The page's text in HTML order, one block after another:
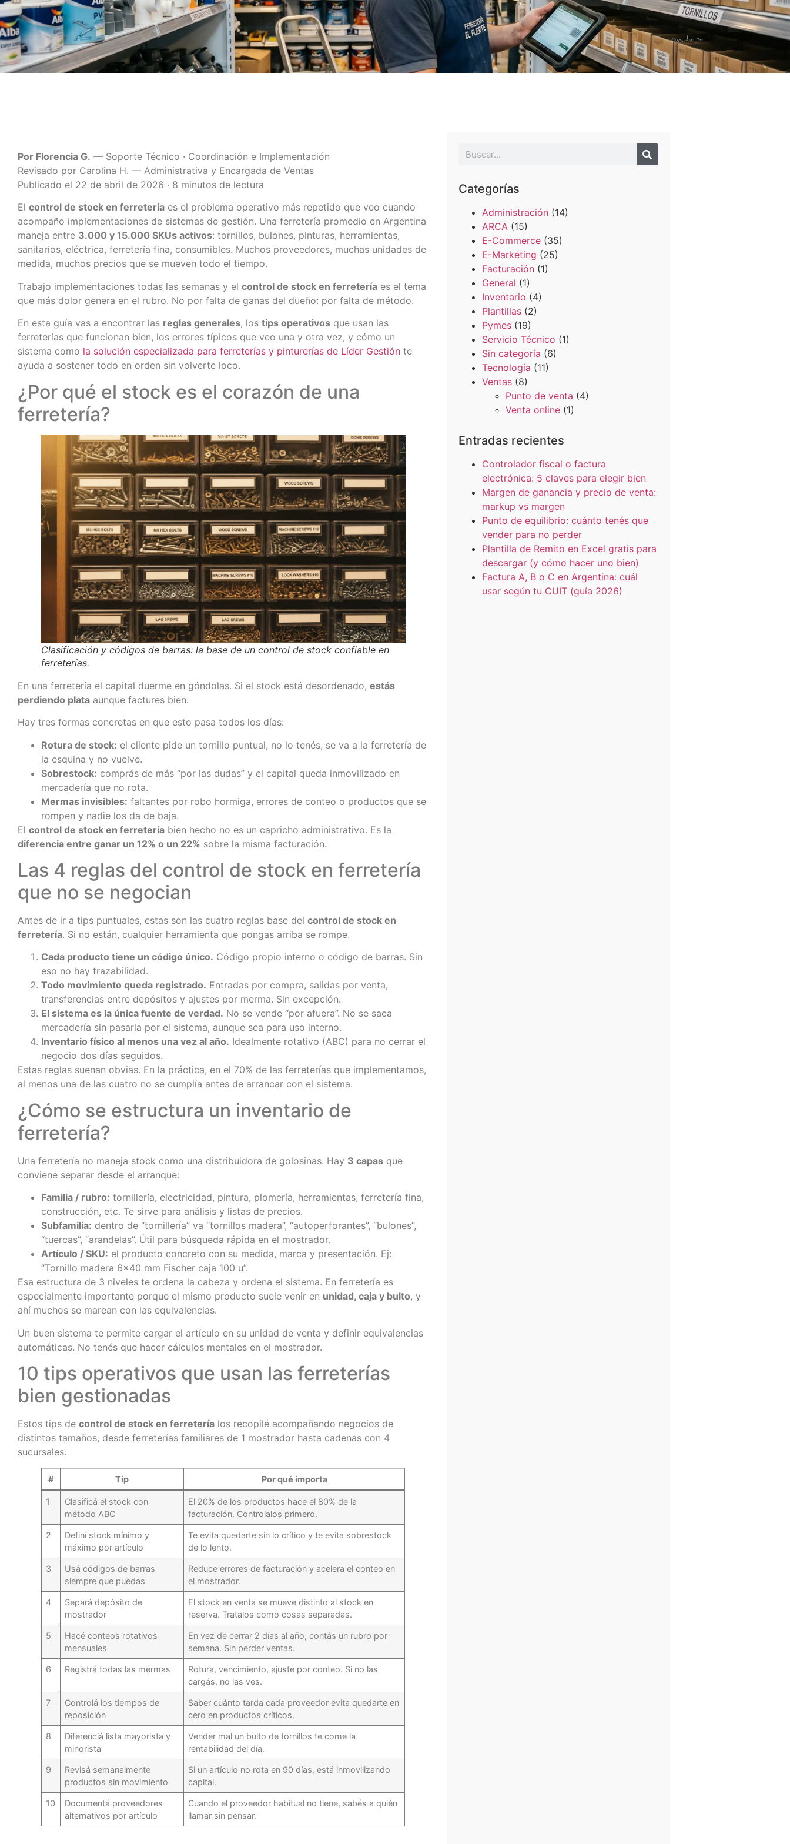
Multisucursal
Mantené tus sucursales
actualizadas
Ver todo
Descubri herramientas que
potencian
Automatizaciones
Ver todo
Por Florencia G. — Soporte Técnico · Coordinación e Implementación
Revisado por Carolina H. — Administrativa y Encargada de Ventas
Publicado el 22 de abril de 2026 · 8 minutos de lectura
El control de stock en ferretería es el problema operativo más repetido que veo cuando
acompaño implementaciones de sistemas de gestión. Una ferretería promedio en Argentina
maneja entre 3.000 y 15.000 SKUs activos: tornillos, bulones, pinturas, herramientas,
sanitarios, eléctrica, ferretería fina, consumibles. Muchos proveedores, muchas unidades de
medida, muchos precios que se mueven todo el tiempo.
Trabajo implementaciones todas las semanas y el control de stock en ferretería es el tema
que más dolor genera en el rubro. No por falta de ganas del dueño: por falta de método.
En esta guía vas a encontrar las reglas generales, los tips operativos que usan las
ferreterías que funcionan bien, los errores típicos que veo una y otra vez, y cómo un
sistema como la solución especializada para ferreterías y pinturerías de Líder Gestión te
ayuda a sostener todo en orden sin volverte loco.
¿Por qué el stock es el corazón de una
ferretería?
Clasificación y códigos de barras: la base de un control de stock confiable en
ferreterías.
En una ferretería el capital duerme en góndolas. Si el stock está desordenado, estás
perdiendo plata aunque factures bien.
Hay tres formas concretas en que esto pasa todos los días:
Rotura de stock: el cliente pide un tornillo puntual, no lo tenés, se va a la ferretería de
la esquina y no vuelve.
Sobrestock: comprás de más “por las dudas” y el capital queda inmovilizado en
mercadería que no rota.
Mermas invisibles: faltantes por robo hormiga, errores de conteo o productos que se
rompen y nadie los da de baja.
El control de stock en ferretería bien hecho no es un capricho administrativo. Es la
diferencia entre ganar un 12% o un 22% sobre la misma facturación.
Las 4 reglas del control de stock en ferretería
que no se negocian
Antes de ir a tips puntuales, estas son las cuatro reglas base del control de stock en
ferretería. Si no están, cualquier herramienta que pongas arriba se rompe.
Cada producto tiene un código único. Código propio interno o código de barras. Sin
eso no hay trazabilidad.
Todo movimiento queda registrado. Entradas por compra, salidas por venta,
transferencias entre depósitos y ajustes por merma. Sin excepción.
El sistema es la única fuente de verdad. No se vende “por afuera”. No se saca
mercadería sin pasarla por el sistema, aunque sea para uso interno.
Inventario físico al menos una vez al año. Idealmente rotativo (ABC) para no cerrar el
negocio dos días seguidos.
Estas reglas suenan obvias. En la práctica, en el 70% de las ferreterías que implementamos,
al menos una de las cuatro no se cumplía antes de arrancar con el sistema.
¿Cómo se estructura un inventario de
ferretería?
Una ferretería no maneja stock como una distribuidora de golosinas. Hay 3 capas que
conviene separar desde el arranque:
Familia / rubro: tornillería, electricidad, pintura, plomería, herramientas, ferretería fina,
construcción, etc. Te sirve para análisis y listas de precios.
Subfamilia: dentro de “tornillería” va “tornillos madera”, “autoperforantes”, “bulones”,
“tuercas”, “arandelas”. Útil para búsqueda rápida en el mostrador.
Artículo / SKU: el producto concreto con su medida, marca y presentación. Ej:
“Tornillo madera 6×40 mm Fischer caja 100 u”.
Esa estructura de 3 niveles te ordena la cabeza y ordena el sistema. En ferretería es
especialmente importante porque el mismo producto suele venir en unidad, caja y bulto, y
ahí muchos se marean con las equivalencias.
Un buen sistema te permite cargar el artículo en su unidad de venta y definir equivalencias
automáticas. No tenés que hacer cálculos mentales en el mostrador.
10 tips operativos que usan las ferreterías
bien gestionadas
Estos tips de control de stock en ferretería los recopilé acompañando negocios de
distintos tamaños, desde ferreterías familiares de 1 mostrador hasta cadenas con 4
sucursales.
# Tip Por qué importa
1
Clasificá el stock con
método ABC
El 20% de los productos hace el 80% de la
facturación. Controlalos primero.
2
Definí stock mínimo y
máximo por artículo
Te evita quedarte sin lo crítico y te evita sobrestock
de lo lento.
3
Usá códigos de barras
siempre que puedas
Reduce errores de facturación y acelera el conteo en
el mostrador.
4
Separá depósito de
mostrador
El stock en venta se mueve distinto al stock en
reserva. Tratalos como cosas separadas.
5
Hacé conteos rotativos
mensuales
En vez de cerrar 2 días al año, contás un rubro por
semana. Sin perder ventas.
6 Registrá todas las mermas
Rotura, vencimiento, ajuste por conteo. Si no las
cargás, no las ves.
7
Controlá los tiempos de
reposición
Saber cuánto tarda cada proveedor evita quedarte en
cero en productos críticos.
8
Diferenciá lista mayorista y
minorista
Vender mal un bulto de tornillos te come la
rentabilidad del día.
9
Revisá semanalmente
productos sin movimiento
Si un artículo no rota en 90 días, está inmovilizando
capital.
10
Documentá proveedores
alternativos por artículo
Cuando el proveedor habitual no tiene, sabés a quién
llamar sin pensar.
Categorías
Administración(14)
ARCA(15)
E-Commerce(35)
E-Marketing (25)
Facturación(1)
General (1)
Inventario (4)
Plantillas(2)
Pymes(19)
Servicio Técnico (1)
Sin categoría (6)
Tecnología (11)
Ventas(8)
Punto de venta (4)
Venta online(1)
Entradas recientes
Controlador fiscal o factura
electrónica: 5 claves para elegir bien
Margen de ganancia y precio de venta:
markup vs margen
Punto de equilibrio: cuánto tenés que
vender para no perder
Plantilla de Remito en Excel gratis para
descargar (y cómo hacer uno bien)
Factura A, B o C en Argentina: cuál
usar según tu CUIT (guía 2026)